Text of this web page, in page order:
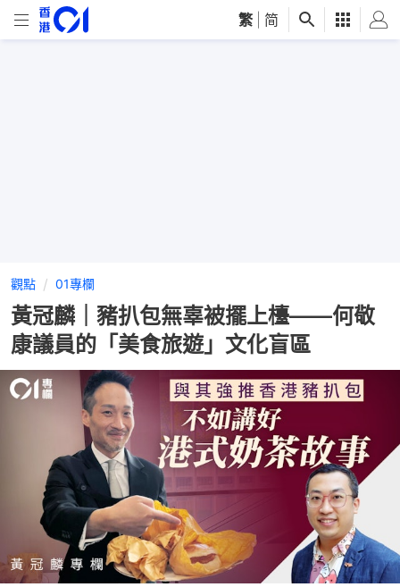
繁 简
觀點 01專欄
黃冠麟｜豬扒包無辜被擺上檯——何敬
康議員的「美食旅遊」文化盲區